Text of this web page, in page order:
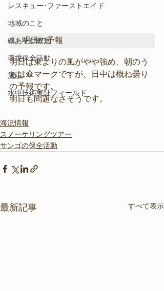
レスキュー･ファーストエイド
地域のこと
磯あそび教室
環境保全活動
施設
水中技術実証フィールド
明日の予報
明日は東よりの風がやや強め、朝のう
ちは傘マークですが、日中は概ね曇り
の予報です。
明日も問題なさそうです。
海況情報
スノーケリングツアー
サンゴの保全活動
最新記事 すべて表示